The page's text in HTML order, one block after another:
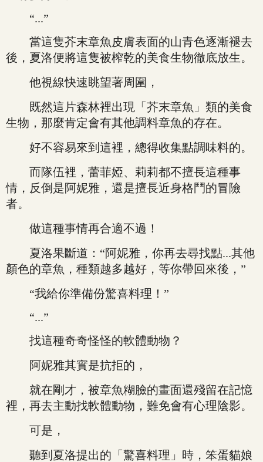
“...”
當這隻芥末章魚皮膚表面的山青色逐漸褪去
後，夏洛便將這隻被榨乾的美食生物徹底放生。
他視線快速眺望著周圍，
既然這片森林裡出現「芥末章魚」類的美食
生物，那麼肯定會有其他調料章魚的存在。
好不容易來到這裡，總得收集點調味料的。
而隊伍裡，蕾菲婭、莉莉都不擅長這種事
情，反倒是阿妮雅，還是擅長近身格鬥的冒險
者。
做這種事情再合適不過！
夏洛果斷道：“阿妮雅，你再去尋找點...其他
顏色的章魚，種類越多越好，等你帶回來後，”
“我給你準備份驚喜料理！”
“...”
找這種奇奇怪怪的軟體動物？
阿妮雅其實是抗拒的，
就在剛才，被章魚糊臉的畫面還殘留在記憶
裡，再去主動找軟體動物，難免會有心理陰影。
可是，
聽到夏洛提出的「驚喜料理」時，笨蛋貓娘